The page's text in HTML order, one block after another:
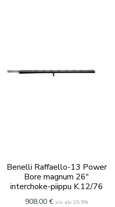
Benelli Raffaello-13 Power
Bore magnum 26″
interchoke-piippu K.12/76
908,00 € sis alv 25.5%